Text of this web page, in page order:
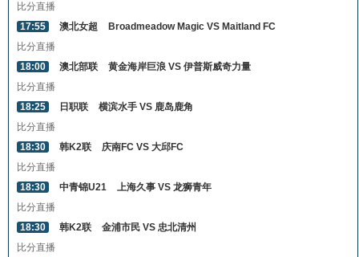
比分直播
17:55
澳北女超
Broadmeadow Magic VS Maitland FC
比分直播
18:00
澳北部联
黄金海岸巨浪 VS 伊普斯威奇力量
比分直播
18:25
日职联
横滨水手 VS 鹿岛鹿角
比分直播
18:30
韩K2联
庆南FC VS 大邱FC
比分直播
18:30
中青锦U21
上海久事 VS 龙狮青年
比分直播
18:30
韩K2联
金浦市民 VS 忠北清州
比分直播